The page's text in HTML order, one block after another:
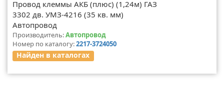
Провод клеммы АКБ (плюс) (1,24м) ГАЗ
3302 дв. УМЗ-4216 (35 кв. мм)
Автопровод
Производитель:Автопровод
Номер по каталогу:2217-3724050
Найден в каталогах